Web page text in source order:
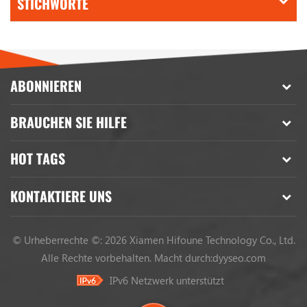
ABONNIEREN
BRAUCHEN SIE HILFE
HOT TAGS
KONTAKTIERE UNS
© Urheberrechte ©: 2026 Xiamen Hifoune Technology Co., Ltd.
Alle Rechte vorbehalten. Macht durch:dyyseo.com
IPv6 Netzwerk unterstützt